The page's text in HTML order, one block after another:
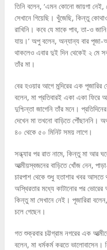
তিনি বলেন, ‘এমন কোনো জায়গা নেই,
সেখানে গিয়েছি। খুঁজেছি, কিন্তু
রাখিনি। কবে যে মাকে পাব, তা-ও
যায়।’ অপু বলেন, অন্যান্য বার পূজা-
থাকলেও এবার দুই দিন থেকেই ২ মে
তাঁর মা।
বের হওয়ার আগে মন্দিরের এক
বলেন, মা প্রতিবারই একা একা ফিরে
দুশ্চিন্তা জাগেনি তাঁর মনে।
দেখেন মা তখনো বাড়িতে পৌঁছাননি।
৪০ থেকে ৫০ মিনিট সময় লাগে।
সন্ধ্যার পর রাত নামে, কিন্তু মা আর
আত্মীয়স্বজনের বাড়িতে খোঁজ নেন,
চারপাশ থেকে শুধু হতাশার খবর আসতে
অস্থিরতার মধ্যে কাটানোর পর
কিন্তু মা সেখানে নেই। পূজারিরা
চলে গেছেন।
গত শুক্রবার চট্টগ্রাম নগরের এক
বলেন, মা ধর্মকর্ম করতে ভালোবাসেন।